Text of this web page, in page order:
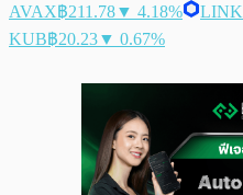
AVAX฿211.78▼ 4.18% LINK
KUB฿20.23▼ 0.67%